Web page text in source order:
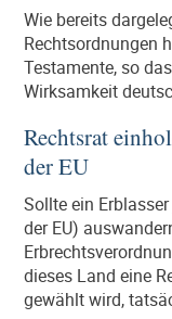
Wie bereits
Rechtsordnungen
Testamente, so
Wirksamkeit
Rechtsrat
der EU
Sollte ein
der EU)
dieses Land eine
gewählt wird,